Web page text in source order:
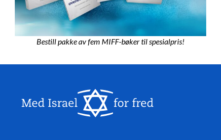
Bestill pakke av fem MIFF-bøker til spesialpris!